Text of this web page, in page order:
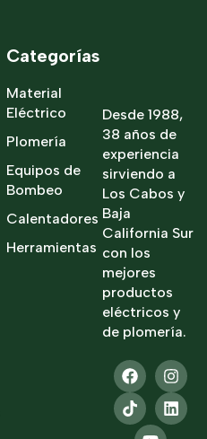
Desde 1988,
38 años de
experiencia
sirviendo a
Los Cabos y
Baja
California Sur
con los
mejores
productos
eléctricos y
de plomería.
Categorías
Material
Eléctrico
Plomería
Equipos de
Bombeo
Calentadores
Herramientas